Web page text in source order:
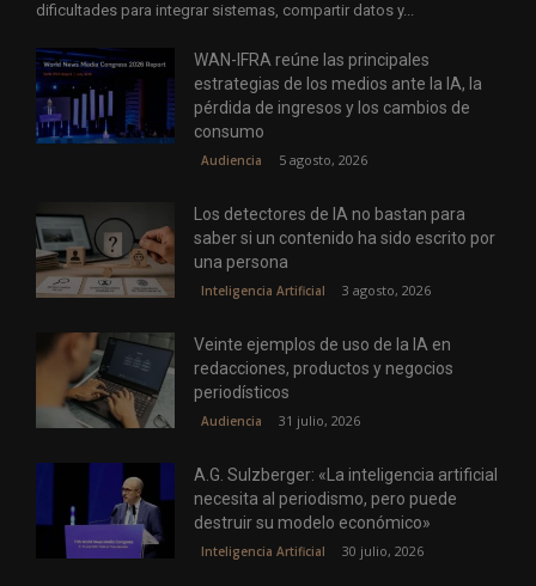
dificultades para integrar sistemas, compartir datos y...
WAN-IFRA reúne las principales
estrategias de los medios ante la IA, la
pérdida de ingresos y los cambios de
consumo
Audiencia 5 agosto, 2026
Los detectores de IA no bastan para
saber si un contenido ha sido escrito por
una persona
Inteligencia Artificial 3 agosto, 2026
Veinte ejemplos de uso de la IA en
redacciones, productos y negocios
periodísticos
Audiencia 31 julio, 2026
A.G. Sulzberger: «La inteligencia artificial
necesita al periodismo, pero puede
destruir su modelo económico»
Inteligencia Artificial 30 julio, 2026